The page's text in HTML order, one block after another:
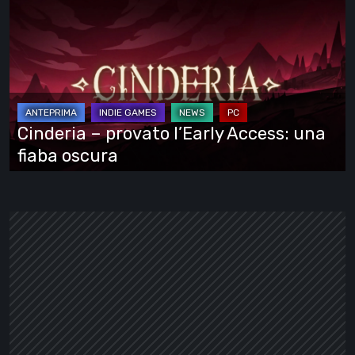
provato
l’Early
Access:
una
fiaba
oscura
Cinderia – provato l’Early Access: una
fiaba oscura